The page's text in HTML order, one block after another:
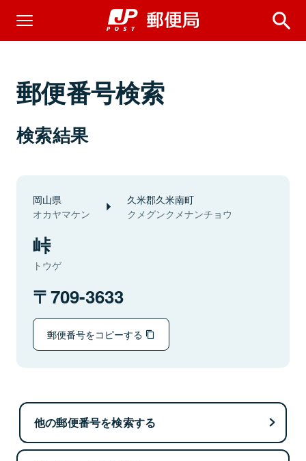
郵便番号検索
検索結果
岡山県
オカヤマケン
久米郡久米南町
クメグンクメナンチョウ
峠
トウゲ
709-3633
郵便番号をコピーする
他の郵便番号を検索する